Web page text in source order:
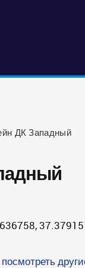
ДК Западный
посмотреть